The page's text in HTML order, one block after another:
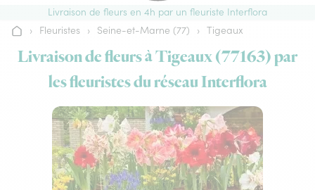
Livraison de fleurs en 4h par un fleuriste Interflora
Accueil
› Fleuristes › Seine-et-Marne (77) › Tigeaux
Livraison de fleurs à Tigeaux (77163) par
les fleuristes du réseau Interflora